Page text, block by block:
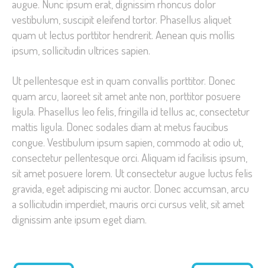
augue. Nunc ipsum erat, dignissim rhoncus dolor
vestibulum, suscipit eleifend tortor. Phasellus aliquet
quam ut lectus porttitor hendrerit. Aenean quis mollis
ipsum, sollicitudin ultrices sapien.
Ut pellentesque est in quam convallis porttitor. Donec
quam arcu, laoreet sit amet ante non, porttitor posuere
ligula. Phasellus leo felis, fringilla id tellus ac, consectetur
mattis ligula. Donec sodales diam at metus faucibus
congue. Vestibulum ipsum sapien, commodo at odio ut,
consectetur pellentesque orci. Aliquam id facilisis ipsum,
sit amet posuere lorem. Ut consectetur augue luctus felis
gravida, eget adipiscing mi auctor. Donec accumsan, arcu
a sollicitudin imperdiet, mauris orci cursus velit, sit amet
dignissim ante ipsum eget diam.